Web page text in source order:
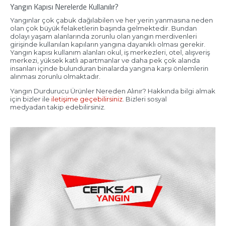
Yangın Kapısı Nerelerde Kullanılır?
Yangınlar çok çabuk dağılabilen ve her yerin yanmasına neden
olan çok büyük felaketlerin başında gelmektedir. Bundan
dolayı yaşam alanlarında zorunlu olan yangın merdivenleri
girişinde kullanılan kapıların yangına dayanıklı olması gerekir.
Yangın kapısı kullanım alanları okul, iş merkezleri, otel, alışveriş
merkezi, yüksek katlı apartmanlar ve daha pek çok alanda
insanları içinde bulunduran binalarda yangına karşı önlemlerin
alınması zorunlu olmaktadır.
Yangın Durdurucu Ürünler Nereden Alınır? Hakkında bilgi almak
için bizler ile iletişime geçebilirsiniz. Bizleri sosyal
medyadan takip edebilirsiniz.